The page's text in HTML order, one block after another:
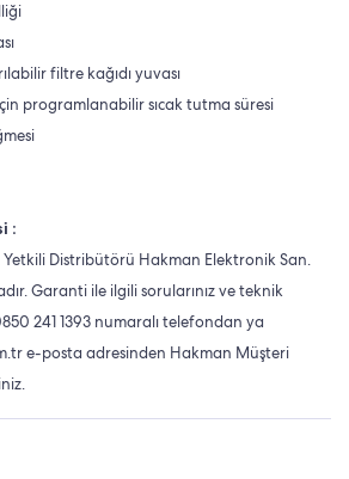
filtre kağıdı yuvası
programlanabilir sıcak tutma süresi
:
Yetkili Distribütörü Hakman Elektronik San.
Garanti ile ilgili sorularınız ve teknik
241 1393 numaralı telefondan ya
e-posta adresinden Hakman Müşteri